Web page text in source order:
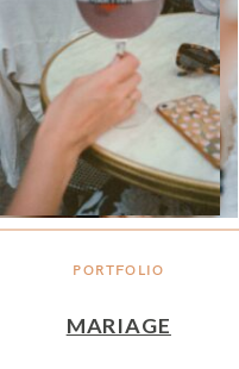
PORTFOLIO
MARIAGE